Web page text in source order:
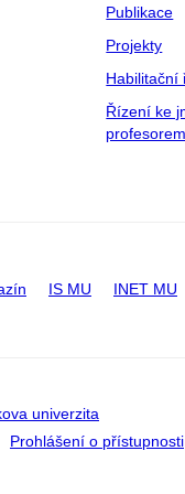
Publikace
Projekty
Habilitační
Řízení ke
profesorem
IS MU INET MU
univerzita
Prohlášení o přístupnosti